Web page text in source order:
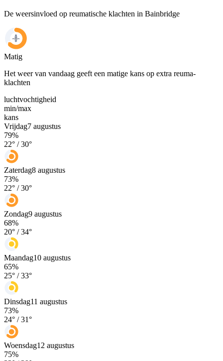
De weersinvloed op reumatische klachten in Bainbridge
Matig
Het weer van vandaag geeft een matige kans op extra reuma-
klachten
luchtvochtigheid
min/max
kans
Vrijdag7 augustus
79%
22° /30°
Zaterdag8 augustus
73%
22° /30°
Zondag9 augustus
68%
20° /34°
Maandag10 augustus
65%
25° /33°
Dinsdag11 augustus
73%
24° /31°
Woensdag12 augustus
75%